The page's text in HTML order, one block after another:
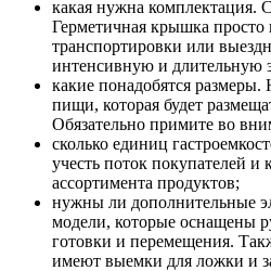
какая нужна комплектация.
Герметичная крышка просто
транспортировки или
интенсивную и длительную
какие понадобятся размеры.
пищи, которая будет
Обязательно примите во
сколько единиц
учесть поток покупателей и
ассортимента продуктов;
нужны ли дополнительные
модели, которые оснащены
готовки и перемещения.
имеют выемки для ложки и